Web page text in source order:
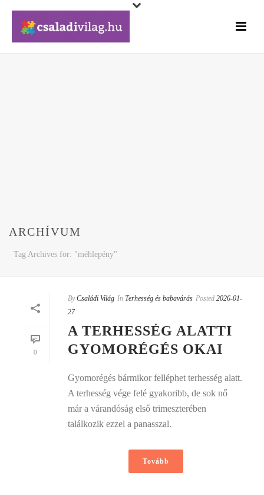
ARCHÍVUM
Tag Archives for: "méhlepény"
0
By Családi Világ In Terhesség és babavárás Posted 2026-01-
27
A TERHESSÉG ALATTI
GYOMORÉGÉS OKAI
Gyomorégés bármikor felléphet terhesség alatt.
A terhesség vége felé gyakoribb, de sok nő
már a várandóság első trimeszterében
találkozik ezzel a panasszal.
Tovább